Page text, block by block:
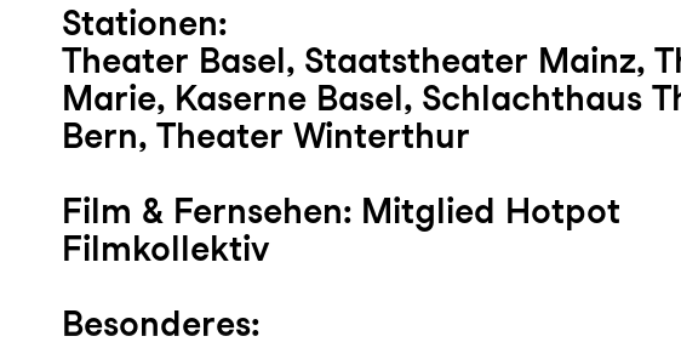
Stationen:
Theater Basel, Staatstheater Mainz,
Marie, Kaserne Basel, Schlachthaus
Bern, Theater Winterthur
Film & Fernsehen: Mitglied Hotpot
Filmkollektiv
Besonderes: